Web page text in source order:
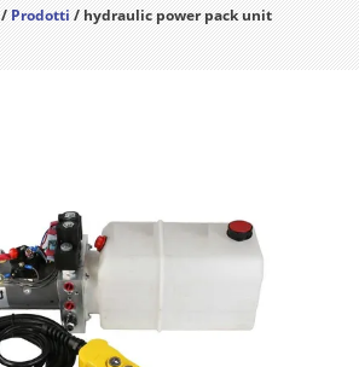
/Prodotti/ hydraulic power pack unit